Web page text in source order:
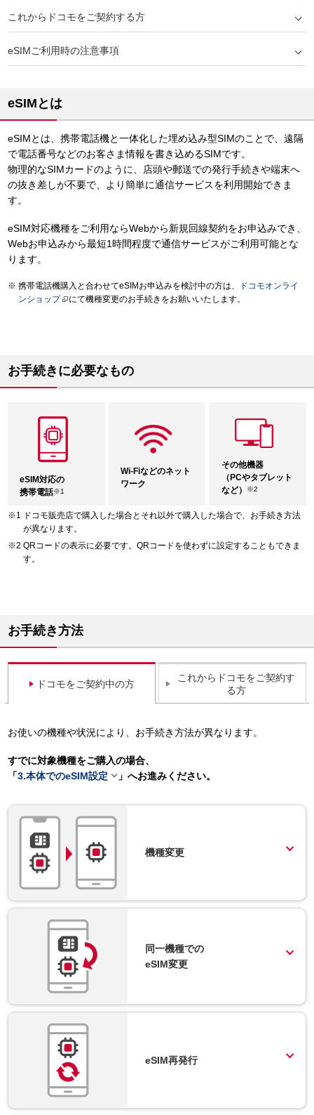
これからドコモをご契約する方
eSIMご利用時の注意事項
eSIMとは
eSIMとは、携帯電話機と一体化した埋め込み型SIMのことで、遠隔
で電話番号などのお客さま情報を書き込めるSIMです。
物理的なSIMカードのように、店頭や郵送での発行手続きや端末へ
の抜き差しが不要で、より簡単に通信サービスを利用開始できま
す。
eSIM対応機種をご利用ならWebから新規回線契約をお申込みでき、
Webお申込みから最短1時間程度で通信サービスがご利用可能とな
ります。
携帯電話機購入と合わせてeSIMお申込みを検討中の方は、
ドコモオンライ
ンショップ
にて機種変更のお手続きをお願いいたします。
お手続きに必要なもの
eSIM対応の
携帯電話※1
Wi-Fiなどのネット
ワーク
その他機器
（PCやタブレット
など）
※2
ドコモ販売店で購入した場合とそれ以外で購入した場合で、お手続き方法
が異なります。
QRコードの表示に必要です。QRコードを使わずに設定することもできま
す。
お手続き方法
ドコモをご契約中の方
これからドコモをご契約す
る方
お使いの機種や状況により、お手続き方法が異なります。
すでに対象機種をご購入の場合、
「3.本体でのeSIM設定  」へお進みください。
機種変更
同一機種での
eSIM変更
eSIM再発行